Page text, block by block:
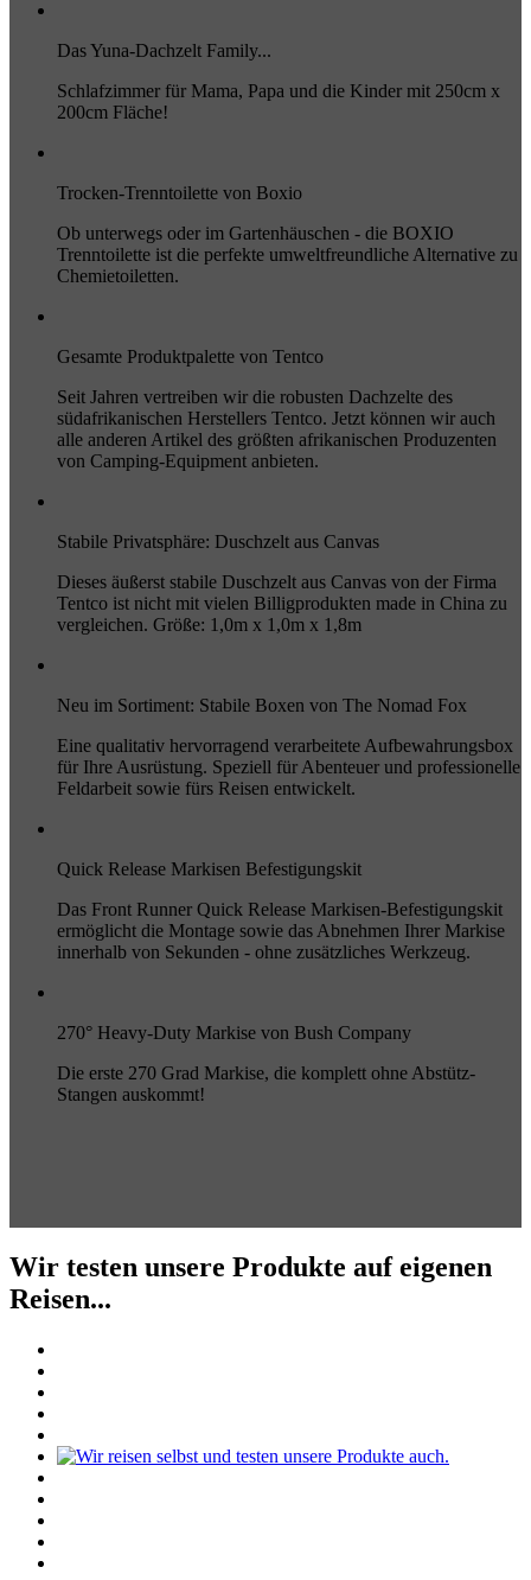
Das Yuna-Dachzelt Family...
Schlafzimmer für Mama, Papa und die Kinder mit 250cm x
200cm Fläche!
Trocken-Trenntoilette von Boxio
Ob unterwegs oder im Gartenhäuschen - die BOXIO
Trenntoilette ist die perfekte umweltfreundliche Alternative zu
Chemietoiletten.
Gesamte Produktpalette von Tentco
Seit Jahren vertreiben wir die robusten Dachzelte des
südafrikanischen Herstellers Tentco. Jetzt können wir auch
alle anderen Artikel des größten afrikanischen Produzenten
von Camping-Equipment anbieten.
Stabile Privatsphäre: Duschzelt aus Canvas
Dieses äußerst stabile Duschzelt aus Canvas von der Firma
Tentco ist nicht mit vielen Billigprodukten made in China zu
vergleichen. Größe: 1,0m x 1,0m x 1,8m
Neu im Sortiment: Stabile Boxen von The Nomad Fox
Eine qualitativ hervorragend verarbeitete Aufbewahrungsbox
für Ihre Ausrüstung. Speziell für Abenteuer und professionelle
Feldarbeit sowie fürs Reisen entwickelt.
Quick Release Markisen Befestigungskit
Das Front Runner Quick Release Markisen-Befestigungskit
ermöglicht die Montage sowie das Abnehmen Ihrer Markise
innerhalb von Sekunden - ohne zusätzliches Werkzeug.
270° Heavy-Duty Markise von Bush Company
Die erste 270 Grad Markise, die komplett ohne Abstütz-
Stangen auskommt!
Wir testen unsere Produkte auf eigenen
Reisen...